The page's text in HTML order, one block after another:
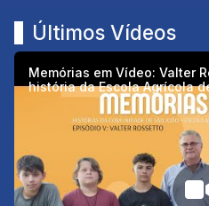
Últimos Vídeos
Memórias em Vídeo: Valter
história da Escola Agrícola